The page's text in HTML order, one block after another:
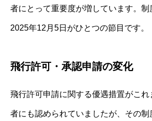
者にとって重要度が増しています。制
2025年12月5日がひとつの節目です。
飛行許可・承認申請の変化
飛行許可申請に関する優遇措置がこ
者にも認められていましたが、その